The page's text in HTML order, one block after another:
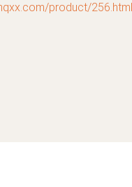
product/256.html